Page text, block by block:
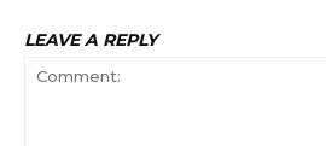
LEAVE A REPLY